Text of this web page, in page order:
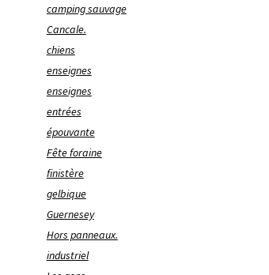
camping sauvage
Cancale.
chiens
enseignes
enseignes
entrées
épouvante
Fête foraine
finistère
gelbique
Guernesey
Hors panneaux.
industriel